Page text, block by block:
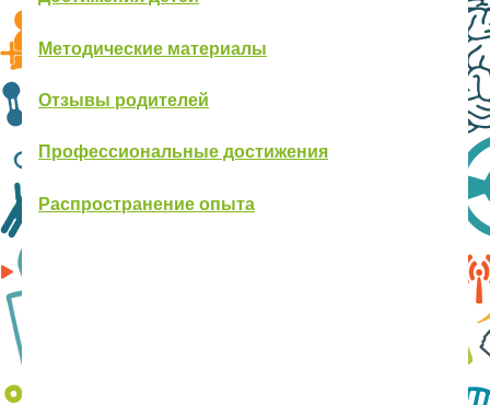
Методические материалы
Отзывы родителей
Профессиональные достижения
Распространение опыта